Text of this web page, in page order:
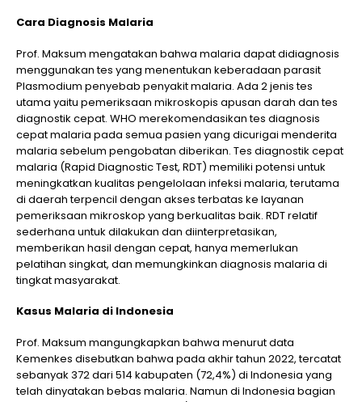
Cara Diagnosis Malaria
Prof. Maksum mengatakan bahwa malaria dapat didiagnosis
menggunakan tes yang menentukan keberadaan parasit
Plasmodium penyebab penyakit malaria. Ada 2 jenis tes
utama yaitu pemeriksaan mikroskopis apusan darah dan tes
diagnostik cepat. WHO merekomendasikan tes diagnosis
cepat malaria pada semua pasien yang dicurigai menderita
malaria sebelum pengobatan diberikan. Tes diagnostik cepat
malaria (Rapid Diagnostic Test, RDT) memiliki potensi untuk
meningkatkan kualitas pengelolaan infeksi malaria, terutama
di daerah terpencil dengan akses terbatas ke layanan
pemeriksaan mikroskop yang berkualitas baik. RDT relatif
sederhana untuk dilakukan dan diinterpretasikan,
memberikan hasil dengan cepat, hanya memerlukan
pelatihan singkat, dan memungkinkan diagnosis malaria di
tingkat masyarakat.
Kasus Malaria di Indonesia
Prof. Maksum mangungkapkan bahwa menurut data
Kemenkes disebutkan bahwa pada akhir tahun 2022, tercatat
sebanyak 372 dari 514 kabupaten (72,4%) di Indonesia yang
telah dinyatakan bebas malaria. Namun di Indonesia bagian